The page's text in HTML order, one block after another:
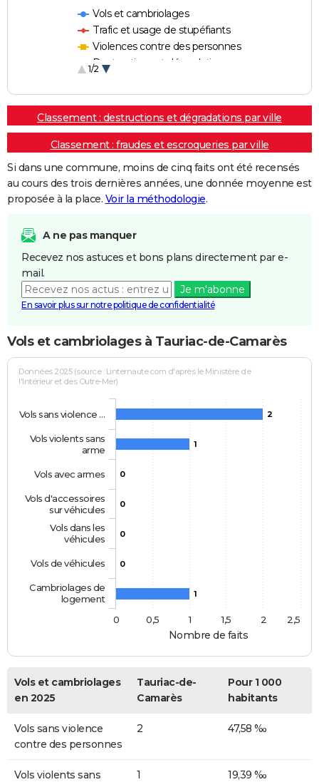
Vols et cambriolages
Trafic et usage de stupéfiants
Violences contre des personnes
Destructions et dégradations
1/2
Classement : destructions et dégradations par ville
Classement : fraudes et escroqueries par ville
Si dans une commune, moins de cinq faits ont été recensés
au cours des trois dernières années, une donnée moyenne est
proposée à la place. Voir la méthodologie.
A ne pas manquer
Recevez nos astuces et bons plans directement par e-
mail.
Je m'abonne
En savoir plus sur notre politique de confidentialité
Vols et cambriolages à Tauriac-de-Camarès
Nombre de faits
Données 2025 (source : Linternaute.com d'après le Ministère de
l'Intérieur et des Outre-Mer)
2
1
0
0
0
0
1
Vols sans violence …
Vols violents sans
arme
Vols avec armes
Vols d'accessoires
sur véhicules
Vols dans les
véhicules
Vols de véhicules
Cambriolages de
logement
0
0,5 1 1,5 2 2,5
Vols et cambriolages
en 2025
Tauriac-de-
Camarès
Pour 1 000
habitants
Vols sans violence
contre des personnes
2 47,58 ‰
Vols violents sans
1 19,39 ‰